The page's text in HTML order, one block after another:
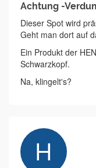
Achtung -
Dieser Spot wird
Geht man dort auf
Ein Produkt der
Schwarzkopf.
Na, klingelt's?